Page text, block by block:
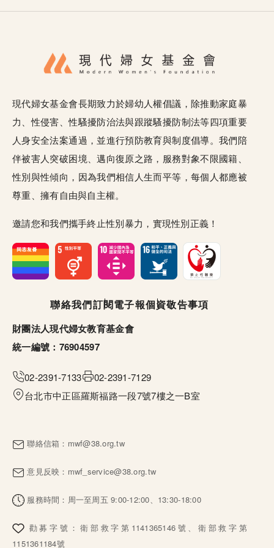
現代婦女基金會長期致力於婦幼人權倡議，除推動家庭暴
力、性侵害、性騷擾防治法與跟蹤騷擾防制法等四項重要
人身安全法案通過，並進行預防教育與制度倡導。我們陪
伴被害人突破困境、邁向復原之路，服務對象不限國籍、
性別與性傾向，因為我們相信人生而平等，每個人都應被
尊重、擁有自由與自主權。
邀請您和我們攜手終止性別暴力，實現性別正義！
聯絡我們訂閱電子報個資敬告事項
財團法人現代婦女教育基金會
統一編號：76904597
02-2391-7133
02-2391-7129
台北市中正區羅斯福路一段7號7樓之一B室
聯絡信箱： mwf@38.org.tw
意見反映： mwf_service@38.org.tw
服務時間：周一至周五 9:00-12:00、13:30-18:00
勸募字號：衛部救字第1141365146號、衛部救字第
1151361184號